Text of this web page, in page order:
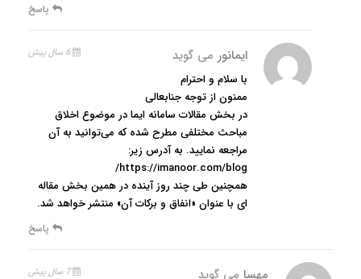
پاسخ
ایمانور می گوید 6 سال پیش
با سلام و احترام
ممنون از توجه جنابعالی
در بخش مقالات سامانه ایما در موضوع اخلاق
مباحث مختلفی مطرح شده که می‌توانید به آن
مراجعه نمایید. به آدرس زیر:
https://imanoor.com/blog/
همچنین طی چند روز آینده در همین بخش مقاله
ای با عنوان «انفاق و برکات آن» منتشر خواهد شد.
پاسخ
مهسا می گوید 7 سال پیش